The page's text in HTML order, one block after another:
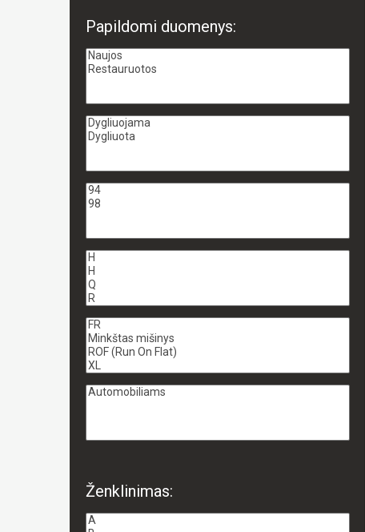
Papildomi duomenys:
Ženklinimas: